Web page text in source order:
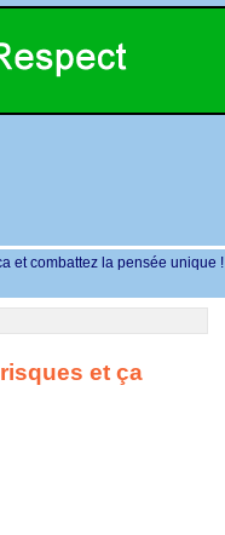
et combattez la pensée unique !
et ça